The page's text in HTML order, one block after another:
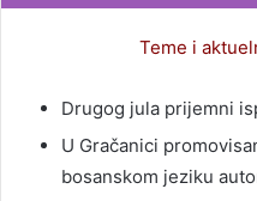
Teme i aktuelnosti,
Drugog jula prijemni
U Gračanici
bosanskom jeziku